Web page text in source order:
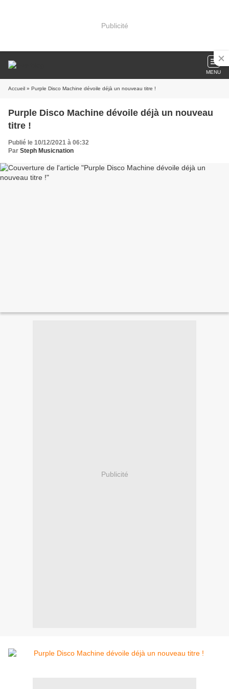
Publicité
MENU
Accueil » Purple Disco Machine dévoile déjà un nouveau titre !
Purple Disco Machine dévoile déjà un nouveau
titre !
Publié le 10/12/2021 à 06:32
Par Steph Musicnation
Publicité